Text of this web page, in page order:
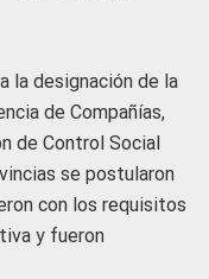
la designación de la
de Compañías,
de Control Social
se postularon
con los requisitos
y fueron